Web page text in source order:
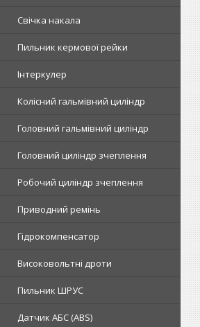
Свічка накала
Пильник кермової рейки
Інтеркулер
Колісний гальмівний циліндр
Головний гальмівний циліндр
Головний циліндр зчеплення
Робочий циліндр зчеплення
Приводний ремінь
Гідрокомпенсатор
Високовольтні дроти
Пильник ШРУС
Датчик АБС (ABS)